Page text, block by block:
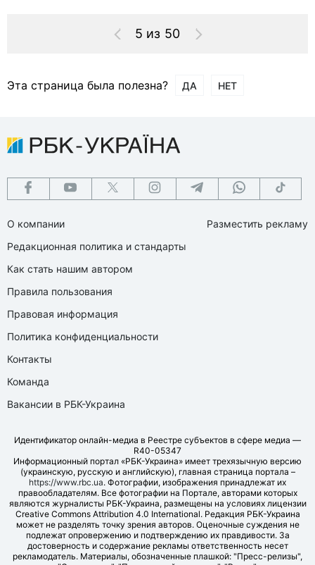
5 из 50
Эта страница была полезна? ДА НЕТ
О компании
Редакционная политика и стандарты
Как стать нашим автором
Правила пользования
Правовая информация
Политика конфиденциальности
Контакты
Команда
Вакансии в РБК-Украина
Разместить рекламу
Идентификатор онлайн-медиа в Реестре субъектов в сфере медиа —
R40-05347
Информационный портал «РБК-Украина» имеет трехязычную версию
(украинскую, русскую и английскую), главная страница портала –
https://www.rbc.ua. Фотографии, изображения принадлежат их
правообладателям. Все фотографии на Портале, авторами которых
являются журналисты РБК-Украина, размещены на условиях лицензии
Creative Commons Attribution 4.0 International. Редакция РБК-Украина
может не разделять точку зрения авторов. Оценочные суждения не
подлежат опровержению и подтверждению их правдивости. За
достоверность и содержание рекламы ответственность несет
рекламодатель. Материалы, обозначенные плашкой: "Пресс-релизы",